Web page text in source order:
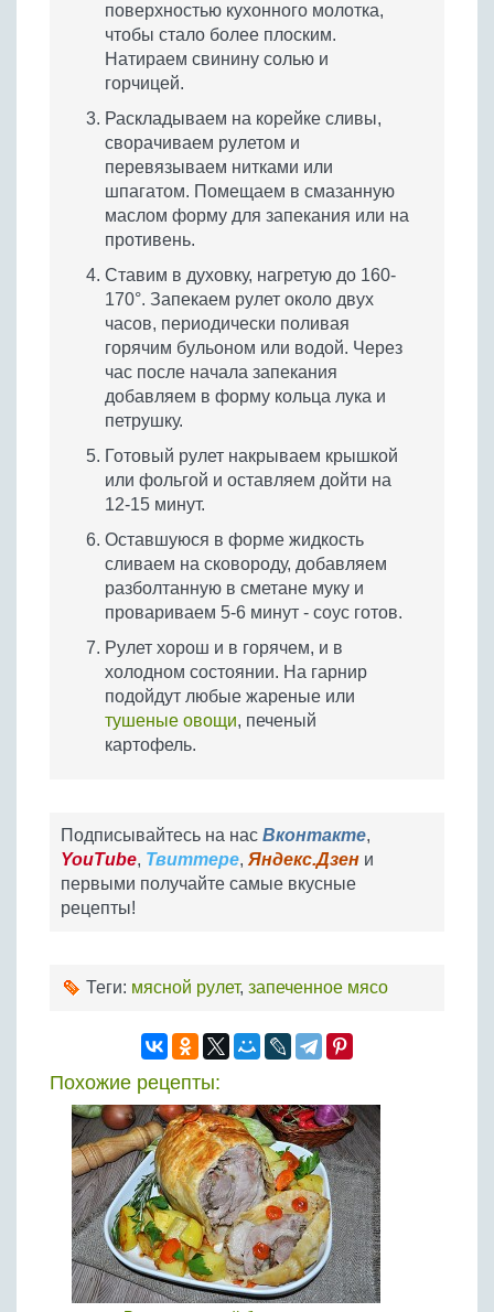
поверхностью кухонного молотка,
чтобы стало более плоским.
Натираем свинину солью и
горчицей.
Раскладываем на корейке сливы,
сворачиваем рулетом и
перевязываем нитками или
шпагатом. Помещаем в смазанную
маслом форму для запекания или на
противень.
Ставим в духовку, нагретую до 160-
170°. Запекаем рулет около двух
часов, периодически поливая
горячим бульоном или водой. Через
час после начала запекания
добавляем в форму кольца лука и
петрушку.
Готовый рулет накрываем крышкой
или фольгой и оставляем дойти на
12-15 минут.
Оставшуюся в форме жидкость
сливаем на сковороду, добавляем
разболтанную в сметане муку и
провариваем 5-6 минут - соус готов.
Рулет хорош и в горячем, и в
холодном состоянии. На гарнир
подойдут любые жареные или
тушеные овощи, печеный
картофель.
Подписывайтесь на нас Вконтакте,
YouTube, Твиттере, Яндекс.Дзен и
первыми получайте самые вкусные
рецепты!
Теги: мясной рулет, запеченное мясо
Похожие рецепты: